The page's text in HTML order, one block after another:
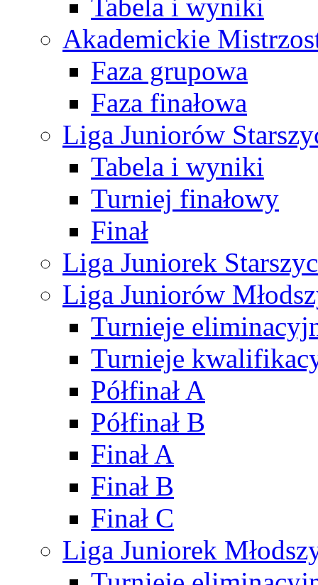
Tabela i wyniki
Akademickie
Faza grupowa
Faza finałowa
Liga Juniorów
Tabela i wyniki
Turniej finałowy
Finał
Liga Juniorek
Liga Juniorów
Turnieje
Turnieje
Półfinał A
Półfinał B
Finał A
Finał B
Finał C
Liga Juniorek